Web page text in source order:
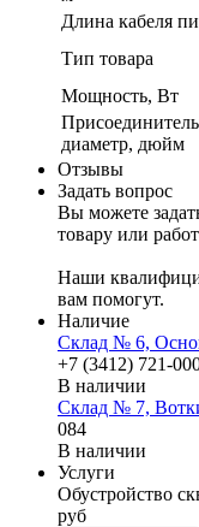
Длина кабеля
Тип товара
Мощность, Вт
диаметр, дюйм
Отзывы
Задать вопрос
Вы можете
товару или
Наши
вам помогут.
Наличие
Склад № 6,
+7 (3412) 721-
В наличии
Склад № 7,
084
В наличии
Услуги
Обустройство
руб